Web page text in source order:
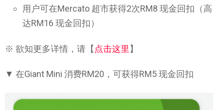
用户可在Mercato 超市获得2次RM8 现金回扣（高
达RM16 现金回扣）
※ 欲知更多详情，请【点击这里】
▼ 在Giant Mini 消费RM20，可获得RM5 现金回扣